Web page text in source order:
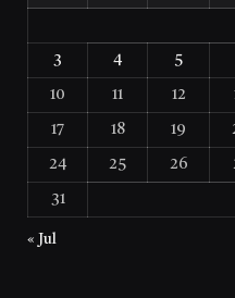
3 4 5
10 11 12
17 18 19
24 25 26
31
« Jul